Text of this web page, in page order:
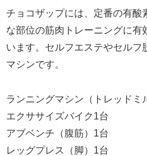
チョコザップには、定番の有酸
な部位の筋肉トレーニングに有
います。セルフエステやセルフ
マシンです。
ランニングマシン（トレッドミ
エクササイズバイク1台
アブベンチ（腹筋）1台
レッグプレス（脚）1台